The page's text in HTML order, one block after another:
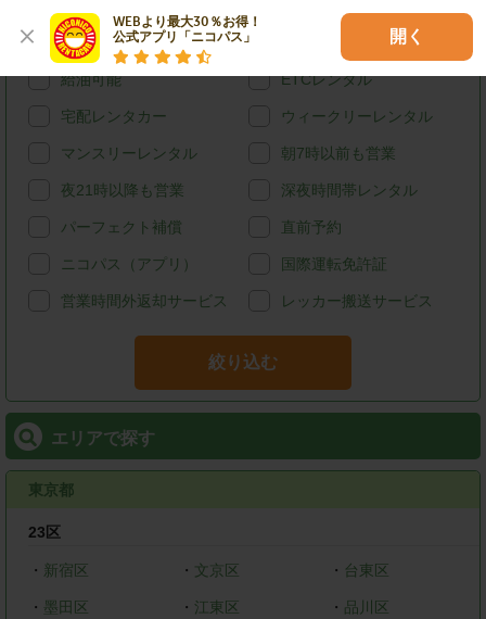
WEBより最大30％お得！
公式アプリ「ニコパス」
開く
カード決済
給油可能 ETCレンタル
宅配レンタカー ウィークリーレンタル
マンスリーレンタル 朝7時以前も営業
夜21時以降も営業 深夜時間帯レンタル
パーフェクト補償 直前予約
ニコパス（アプリ） 国際運転免許証
営業時間外返却サービス レッカー搬送サービス
絞り込む
エリアで探す
東京都
23区
・ 新宿区 ・ 文京区 ・ 台東区
・ 墨田区 ・ 江東区 ・ 品川区